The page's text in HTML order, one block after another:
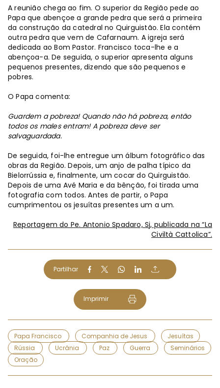
A reunião chega ao fim. O superior da Região pede ao
Papa que abençoe a grande pedra que será a primeira
da construção da catedral no Quirguistão. Ela contém
outra pedra que vem de Cafarnaum. A igreja será
dedicada ao Bom Pastor. Francisco toca-lhe e a
abençoa-a. De seguida, o superior apresenta alguns
pequenos presentes, dizendo que são pequenos e
pobres.
O Papa comenta:
Guardem a pobreza! Quando não há pobreza, então
todos os males entram! A pobreza deve ser
salvaguardada.
De seguida, foi-lhe entregue um álbum fotográfico das
obras da Região. Depois, um anjo de palha típico da
Bielorrússia e, finalmente, um cocar do Quirguistão.
Depois de uma Avé Maria e da bênção, foi tirada uma
fotografia com todos. Antes de partir, o Papa
cumprimentou os jesuítas presentes um a um.
Reportagem do Pe. Antonio Spadaro, Sj, publicada na “La
Civiltà Cattolica”.
Partilhar
Imprimir
Papa Francisco Companhia de Jesus
Jesuítas
Rússia
Ucrânia Paz Guerra
Seminários
Oração